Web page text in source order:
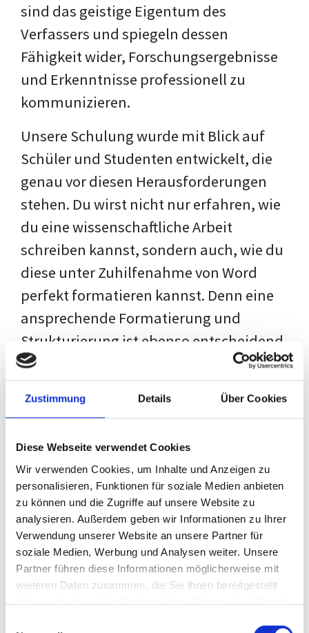
Zustimmung Details Über Cookies
Diese Webseite verwendet Cookies
Wir verwenden Cookies, um Inhalte und Anzeigen zu
personalisieren, Funktionen für soziale Medien anbieten
zu können und die Zugriffe auf unsere Website zu
analysieren. Außerdem geben wir Informationen zu Ihrer
Verwendung unserer Website an unsere Partner für
soziale Medien, Werbung und Analysen weiter. Unsere
Partner führen diese Informationen möglicherweise mit
weiteren Daten zusammen, die Sie ihnen bereitgestellt
haben oder die sie im Rahmen Ihrer Nutzung der Dienste
sind das geistige Eigentum des
Verfassers und spiegeln dessen
Fähigkeit wider, Forschungsergebnisse
und Erkenntnisse professionell zu
kommunizieren.
Unsere Schulung wurde mit Blick auf
Schüler und Studenten entwickelt, die
genau vor diesen Herausforderungen
stehen. Du wirst nicht nur erfahren, wie
du eine wissenschaftliche Arbeit
schreiben kannst, sondern auch, wie du
diese unter Zuhilfenahme von Word
perfekt formatieren kannst. Denn eine
ansprechende Formatierung und
Strukturierung ist ebenso entscheidend
wie der Inhalt selbst. Jeder Prüfer hat
eigene Erwartungen, und unsere
Schulung ist so konzipiert, dass sie dir
deiner individuellen Vorlage zeigt,
anstatt eine Einheitslösung zu bieten.
Der Prozess des wissenschaftlichen
Schreibens kann ohne das richtige
Wissen eine große Herausforderung
darstellen. Jedoch, ausgestattet mit
denTechniken und Strategiendieses
Kurses, wird die Formatierung deiner